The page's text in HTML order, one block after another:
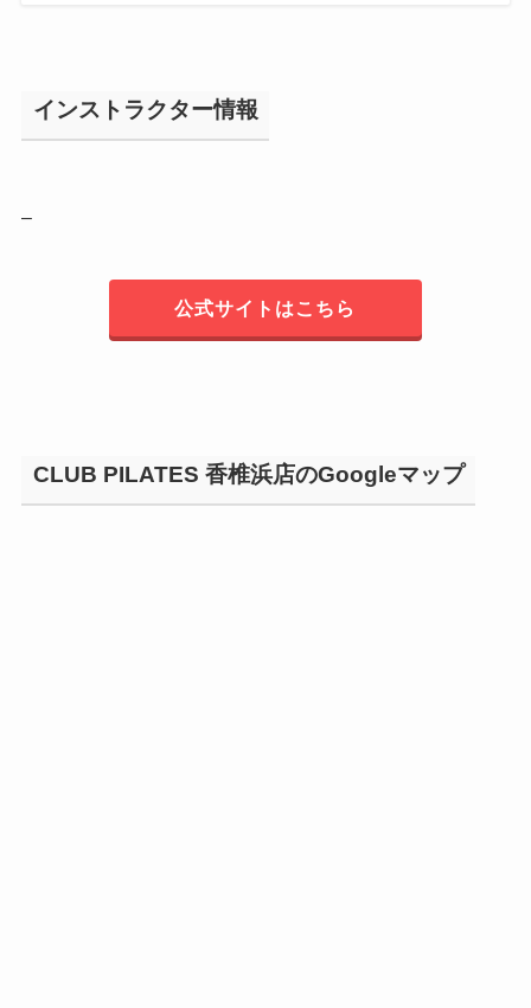
インストラクター情報
–
公式サイトはこちら
CLUB PILATES 香椎浜店のGoogleマップ